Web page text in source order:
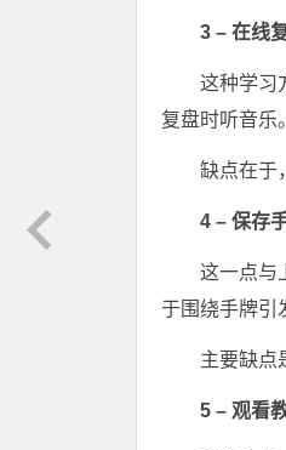
3 – 在线
这种学习
复盘时听音乐。
缺点在于
4 – 保存
这一点与
于围绕手牌引
主要缺点
5 – 观看